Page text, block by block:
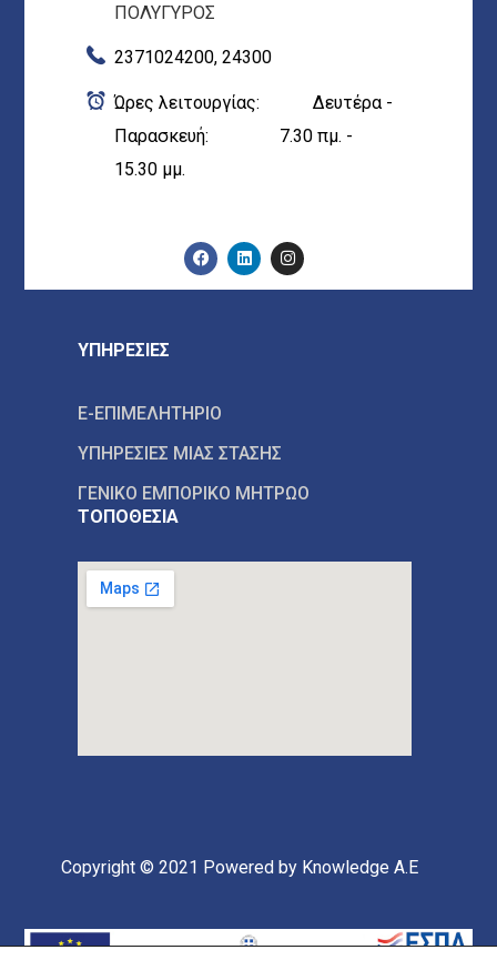
ΠΟΛΥΓΥΡΟΣ
2371024200, 24300
Ώρες λειτουργίας: Δευτέρα -
Παρασκευή: 7.30 πμ. -
15.30 μμ.
ΥΠΗΡΕΣΙΕΣ
E-ΕΠΙΜΕΛΗΤΗΡΙΟ
ΥΠΗΡΕΣΙΕΣ ΜΙΑΣ ΣΤΑΣΗΣ
ΓΕΝΙΚΟ ΕΜΠΟΡΙΚΟ ΜΗΤΡΩΟ
ΤΟΠΟΘΕΣΙΑ
Copyright © 2021 Powered by Knowledge A.E